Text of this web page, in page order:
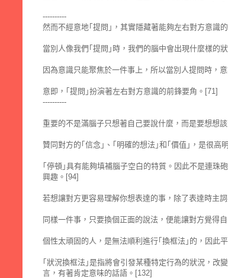
----------
然而不經意地｢提問｣，其實隱藏著能夠左右對方意識的
當別人像我們｢提問｣時，我們的腦中會出現什麼樣的
因為意識只能聚焦於一件事上，所以當別人提問時，
意即，｢提問｣扮演著左右對方意識的前鋒要角。[71]
----------
重要的不是滿腦子只想著自己要說什麼，而是要想想
贊同對方的｢信念｣、｢明確的想法｣和｢價值｣，是很高
｢停頓｣具有能夠填補腦子空白的特質。因此不是連珠
興趣。[94]
若想讓對方更容易理解你想表達的事，除了表達時主
同樣一件事，只要換個正面的說法，便能讓對方覺得
個性太頑固的人，是無法順利進行｢換框法｣的，因此
｢狀況換框法｣是指將會引發某種特定行為的狀況，改
言，有著肯定意味的話語。[132]